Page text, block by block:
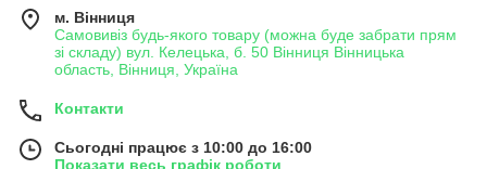
м. Вінниця
Самовивіз будь-якого товару (можна буде забрати прям
зі складу) вул. Келецька, б. 50 Вінниця Вінницька
область, Вінниця, Україна
Контакти
Сьогодні працює з 10:00 до 16:00
Показати весь графік роботи